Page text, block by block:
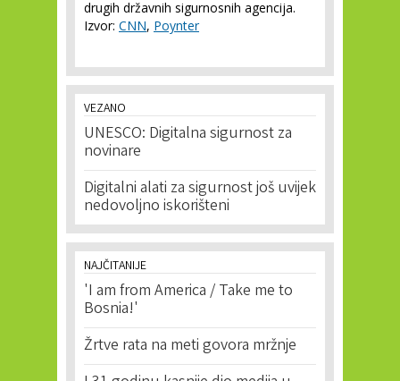
drugih državnih sigurnosnih agencija.
Izvor: CNN, Poynter
VEZANO
UNESCO: Digitalna sigurnost za
novinare
Digitalni alati za sigurnost još uvijek
nedovoljno iskorišteni
NAJČITANIJE
'I am from America / Take me to
Bosnia!'
Žrtve rata na meti govora mržnje